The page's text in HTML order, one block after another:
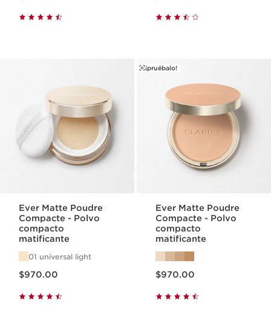
Ever Matte Poudre
Compacte - Polvo
compacto
matificante
01 universal light
$970.00
¡pruébalo!
Ever Matte Poudre
Compacte - Polvo
compacto
matificante
$970.00